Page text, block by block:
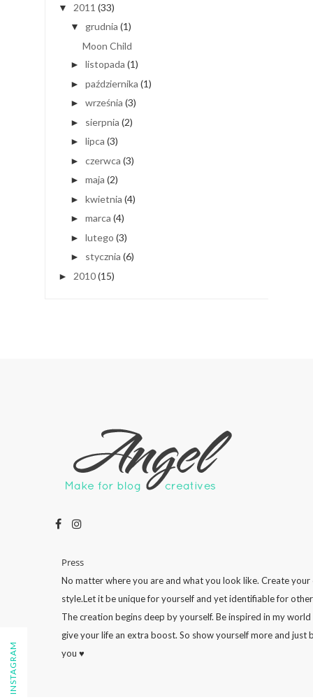
▼ 2011 (33)
▼ grudnia (1)
Moon Child
► listopada (1)
► października (1)
► września (3)
► sierpnia (2)
► lipca (3)
► czerwca (3)
► maja (2)
► kwietnia (4)
► marca (4)
► lutego (3)
► stycznia (6)
► 2010(15)
Press
No matter where you are and what you look like. Create your
style.Let it be unique for yourself and yet identifiable for
The creation begins deep by yourself. Be inspired in my world
give your life an extra boost. So show yourself more and just
you ♥